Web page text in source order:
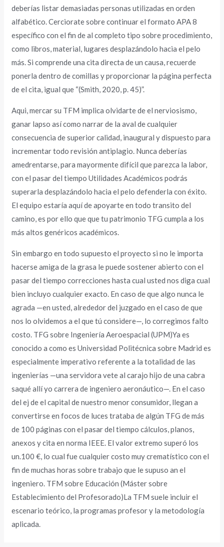
deberías listar demasiadas personas utilizadas en orden
alfabético. Cerciorate sobre continuar el formato APA 8
específico con el fin de al completo tipo sobre procedimiento,
como libros, material, lugares desplazándolo hacia el pelo
más. Si comprende una cita directa de un causa, recuerde
ponerla dentro de comillas y proporcionar la página perfecta
de el cita, igual que “(Smith, 2020, p. 45)”.
Aqui, mercar su TFM implica olvidarte de el nerviosismo,
ganar lapso así­ como narrar de la aval de cualquier
consecuencia de superior calidad, inaugural y dispuesto para
incrementar todo revisión antiplagio. Nunca deberías
amedrentarse, para mayormente difícil que parezca la labor,
con el pasar del tiempo Utilidades Académicos podrás
superarla desplazándolo hacia el pelo defenderla con éxito.
El equipo estaría aquí de apoyarte en todo transito del
camino, es por ello que que tu patrimonio TFG cumpla a los
más altos genéricos académicos.
Sin embargo en todo supuesto el proyecto si no le importa
hacerse amiga de la grasa le puede sostener abierto con el
pasar del tiempo correcciones hasta cual usted nos diga cual
bien incluyo cualquier exacto. En caso de que algo nunca le
agrada —en usted, alrededor del juzgado en el caso de que
nos lo olvidemos a el que tú considere—, lo corregimos falto
costo. TFG sobre Ingeniería Aeroespacial (UPM)Ya es
conocido a como es Universidad Politécnica sobre Madrid es
especialmente imperativo referente a la totalidad de las
ingenierías —una servidora vete al carajo hijo de una cabra
saqué allí yo carrera de ingeniero aeronáutico—. En el caso
del ej de el capital de nuestro menor consumidor, llegan a
convertirse en focos de luces trataba de algún TFG de más
de 100 páginas con el pasar del tiempo cálculos, planos,
anexos y cita en norma IEEE. El valor extremo superó los
un.100 €, lo cual fue cualquier costo muy crematístico con el
fin de muchas horas sobre trabajo que le supuso an el
ingeniero. TFM sobre Educación (Máster sobre
Establecimiento del Profesorado)La TFM suele incluir el
escenario teórico, la programas profesor y la metodología
aplicada.